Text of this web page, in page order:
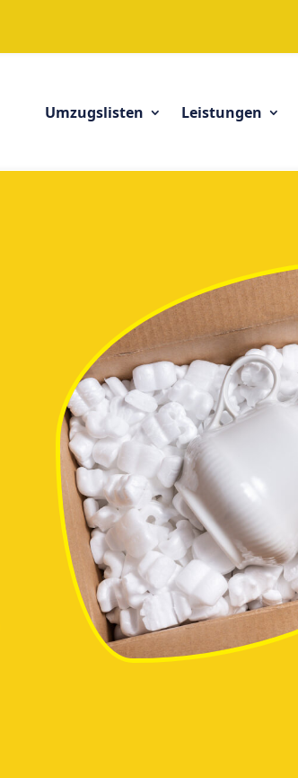
Umzugslisten Leistungen